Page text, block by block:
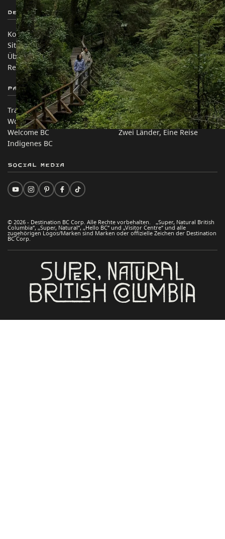
Destination BC
Kontakt
Sitemap
Über uns
Rechtliches & Richtlinien
Unsere Websites
Reisebranche
Medien
Unternehmen
简体中文 – China
Partnerseiten
Trade & Invest BC
Work BC
Welcome BC
Indigenes BC
Auf dieser Website
Reisevorschläge
Praktische Tipps
Zwei Länder, Eine Reise
© 2026 - Destination BC Corp. Alle Rechte vorbehalten. „Super, Natural British
Columbia“, „Super, Natural“, „Hello BC“ und „Visitor Centre“ und alle
zugehörigen Logos/Marken sind Marken oder offizielle Zeichen der Destination
BC Corp.
Social Media